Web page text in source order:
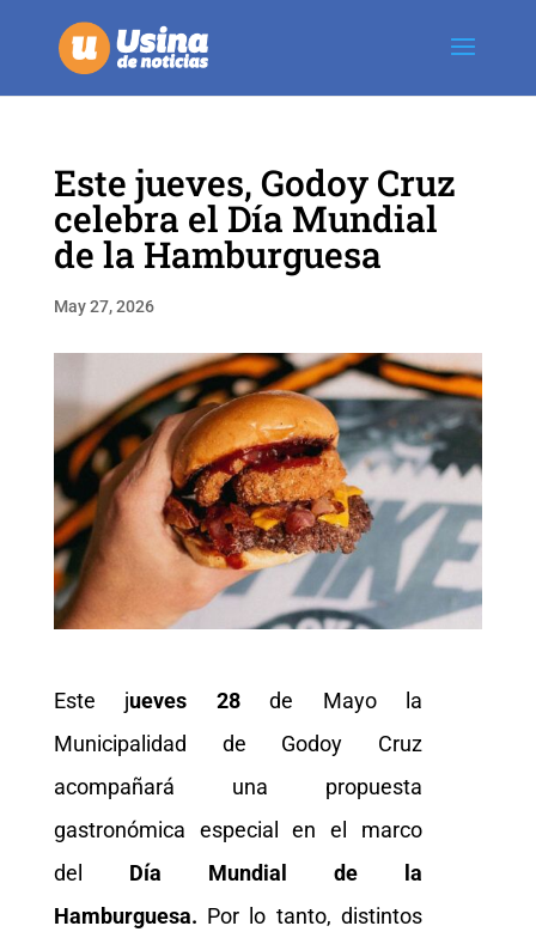
Este jueves, Godoy Cruz
celebra el Día Mundial
de la Hamburguesa
May 27, 2026
Este jueves 28de Mayo la
Municipalidad de Godoy Cruz
acompañará una propuesta
gastronómica especial en el marco
del Día Mundial de la
Hamburguesa. Por lo tanto, distintos